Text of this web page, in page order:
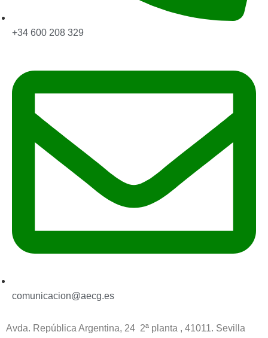
+34 600 208 329
comunicacion@aecg.es
Avda. República Argentina, 24 2ª planta , 41011. Sevilla